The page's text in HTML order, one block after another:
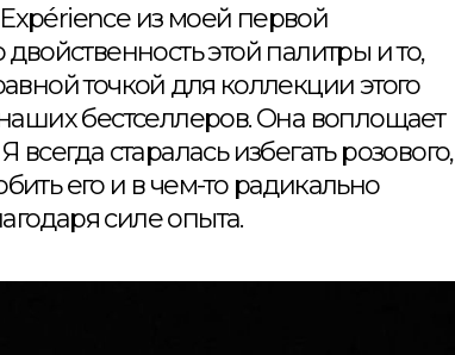
из моей первой
этой палитры и то,
точкой для коллекции этого
бестселлеров. Она воплощает
старалась избегать розового,
его и в чем-то радикально
силе опыта.